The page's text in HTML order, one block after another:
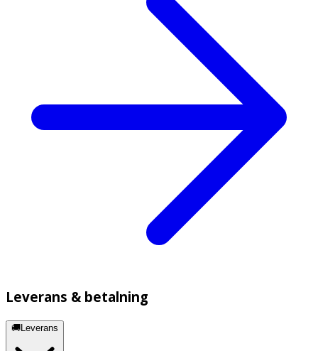
Leverans & betalning
🚚Leverans